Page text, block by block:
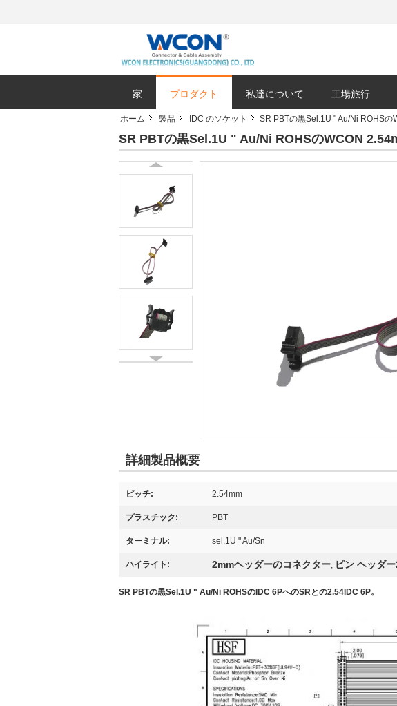
家 プロダクト 私達について 工場旅行
ホーム 製品 IDC のソケット SR PBTの黒Sel.1U " Au/Ni ROHS
SR PBTの黒Sel.1U " Au/Ni ROHSのWCON
詳細製品概要
ピッチ: 2.54mm
プラスチック: PBT
ターミナル: sel.1U " Au/Sn
ハイライト: 2mmヘッダーのコネクター, ピン ヘッダ
SR PBTの黒Sel.1U " Au/Ni ROHSのIDC 6PへのSRとの2.54IDC 6P。